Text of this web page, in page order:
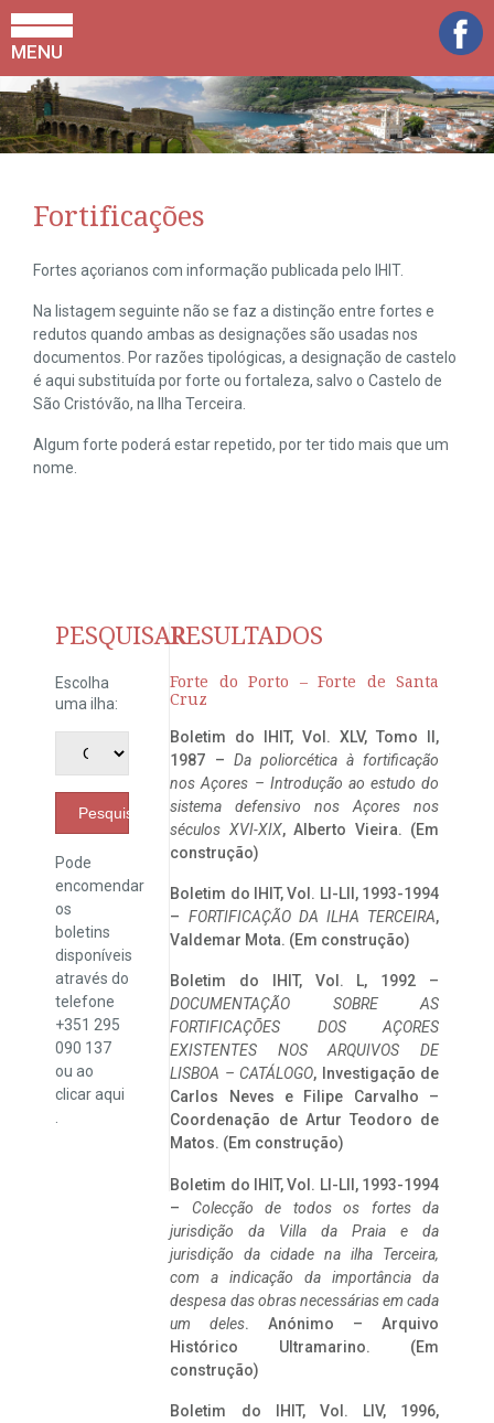
MENU
Fortificações
Fortes açorianos com informação publicada pelo IHIT.
Na listagem seguinte não se faz a distinção entre fortes e
redutos quando ambas as designações são usadas nos
documentos. Por razões tipológicas, a designação de castelo
é aqui substituída por forte ou fortaleza, salvo o Castelo de
São Cristóvão, na Ilha Terceira.
Algum forte poderá estar repetido, por ter tido mais que um
nome.
PESQUISAR
Escolha
uma ilha:
Pesquisar
Pode
encomendar
os
boletins
disponíveis
através do
telefone
+351 295
090 137
ou ao
clicaraqui
RESULTADOS
Forte do Porto – Forte de Santa
Cruz
Boletim do IHIT, Vol. XLV, Tomo II,
1987 – Da poliorcética à fortificação
nos Açores – Introdução ao estudo do
sistema defensivo nos Açores nos
séculos XVI-XIX, Alberto Vieira. (Em
construção)
Boletim do IHIT, Vol. LI-LII, 1993-1994
– FORTIFICAÇÃO DA ILHA TERCEIRA,
Valdemar Mota. (Em construção)
Boletim do IHIT, Vol. L, 1992 –
DOCUMENTAÇÃO SOBRE AS
FORTIFICAÇÕES DOS AÇORES
EXISTENTES NOS ARQUIVOS DE
LISBOA – CATÁLOGO, Investigação de
Carlos Neves e Filipe Carvalho –
Coordenação de Artur Teodoro de
Matos. (Em construção)
Boletim do IHIT, Vol. LI-LII, 1993-1994
– Colecção de todos os fortes da
jurisdição da Villa da Praia e da
jurisdição da cidade na ilha Terceira,
com a indicação da importância da
despesa das obras necessárias em cada
um deles. Anónimo – Arquivo
Histórico Ultramarino. (Em
construção)
Boletim do IHIT, Vol. LIV, 1996,